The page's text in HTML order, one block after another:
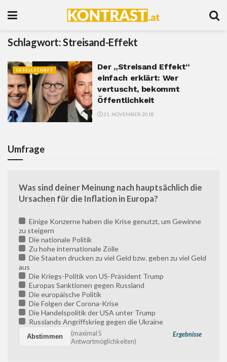
Schlagwort:Streisand-Effekt
GESELLSCHAFT
Der „Streisand Effekt“
einfach erklärt: Wer
vertuscht, bekommt
Öffentlichkeit
21. NOVEMBER 2018
Umfrage
Was sind deiner Meinung nach hauptsächlich die
Ursachen für die Inflation in Europa?
Einige Konzerne haben die Krise genutzt, um Gewinne
zu steigern
Die nationale Politik
Zu hohe internationale Zölle
Die Staaten drucken zu viel Geld bzw. geben zu viel Geld
aus
Die Kriegs-Politik von US-Präsident Trump
Europas Sanktionen gegen Russland
Die europäische Politik
Die Folgen der Corona-Krise
Die Handelspolitik der USA unter Trump
Russlands Angriffskrieg gegen die Ukraine
Ergebnisse
(maximal 5
Antwortmöglichkeiten)